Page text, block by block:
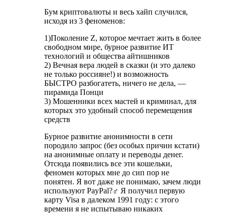
Бум криптовалюты и весь хайп случился,
исходя из 3 феноменов:
1)Поколение Z, которое мечтает жить в более
свободном мире, бурное развитие ИТ
технологий и общества айтишников
2) Вечная вера людей в сказки (и это далеко
не только россияне!) и возможность
БЫСТРО разбогатеть, ничего не дела, —
пирамида Понци
3) Мошенники всех мастей и криминал, для
которых это удобный способ перемещения
средств
Бурное развитие анонимности в сети
породило запрос (без особых причин кстати)
на анонимные оплату и переводы денег.
Отсюда появились все эти кошельки,
феномен которых мне до сип пор не
понятен. Я вот даже не понимаю, зачем люди
используют PayPal?‍♂️ Я получил первую
карту Visa в далеком 1991 году: с этого
времени я не испытываю никаких